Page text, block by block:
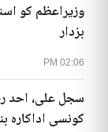
02:06 PM
وزیراعظم کو
بزدار
سجل علی، احد
کونسی اداکارہ